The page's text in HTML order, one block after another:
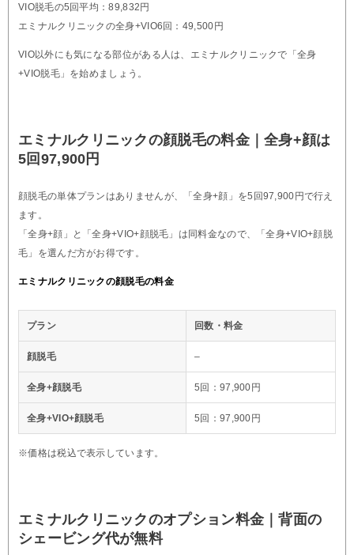
VIO脱毛の5回平均：89,832円
エミナルクリニックの全身+VIO6回：49,500円
VIO以外にも気になる部位がある人は、エミナルクリニックで「全身
+VIO脱毛」を始めましょう。
エミナルクリニックの顔脱毛の料金｜全身+顔は
5回97,900円
顔脱毛の単体プランはありませんが、「全身+顔」を5回97,900円で行え
ます。
「全身+顔」と「全身+VIO+顔脱毛」は同料金なので、「全身+VIO+顔脱
毛」を選んだ方がお得です。
エミナルクリニックの顔脱毛の料金
プラン 回数・料金
顔脱毛 –
全身+顔脱毛 5回：97,900円
全身+VIO+顔脱毛 5回：97,900円
※価格は税込で表示しています。
エミナルクリニックのオプション料金｜背面の
シェービング代が無料